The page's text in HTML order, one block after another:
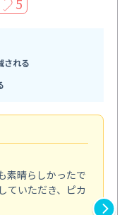
5
される
素晴らしかったで
ていただき、ピカ